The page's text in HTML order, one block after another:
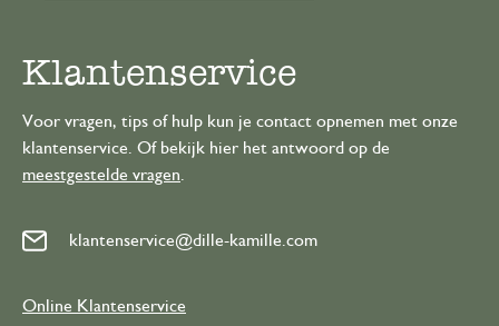
Klantenservice
Voor vragen, tips of hulp kun je contact opnemen met onze
klantenservice. Of bekijk hier het antwoord op de
meestgestelde vragen
klantenservice@dille-kamille.com
Online Klantenservice